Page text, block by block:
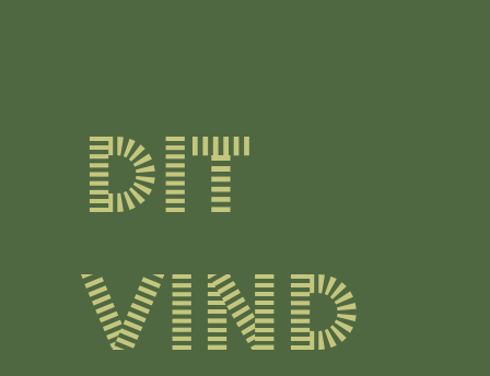
Dit
vind